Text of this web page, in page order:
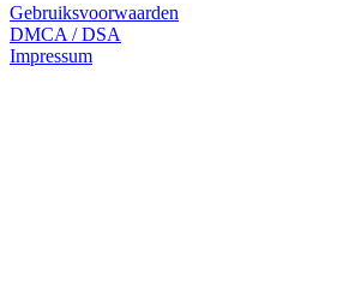
Gebruiksvoorwaarden
DMCA / DSA
Impressum